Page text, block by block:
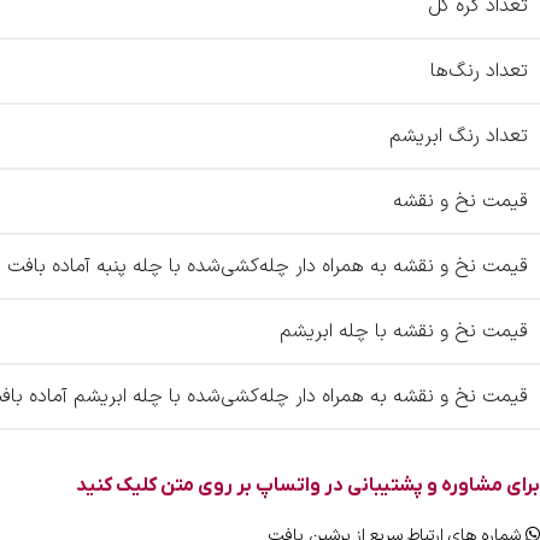
تعداد رنگ‌ها
تعداد رنگ ابریشم
قیمت نخ و نقشه
قیمت نخ و نقشه به همراه دار چله‌کشی‌شده با چله پنبه آماده بافت
قیمت نخ و نقشه با چله ابریشم
قیمت نخ و نقشه به همراه دار چله‌کشی‌شده با چله ابریشم آماده
برای مشاوره و پشتیبانی در واتساپ بر روی متن کلیک کنید